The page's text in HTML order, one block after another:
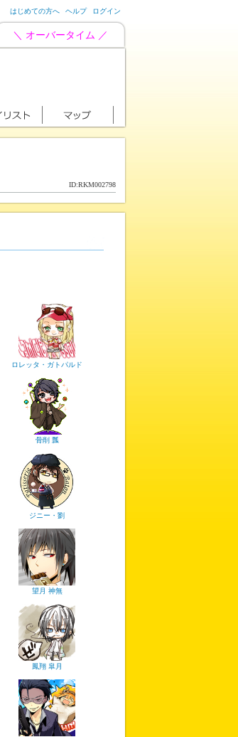
はじめての方へ ヘルプ ログイン
＼ オーバータイム ／
ID:RKM002798
ロレッタ・ガトパルド
骨削 瓢
ジニー・劉
望月 神無
鳳翔 皐月